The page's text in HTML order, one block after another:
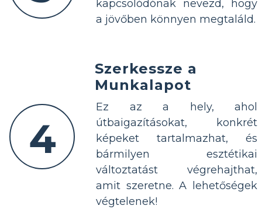
kapcsolódónak nevezd, hogy
a jövőben könnyen megtaláld.
4
Szerkessze a
Munkalapot
Ez az a hely, ahol
útbaigazításokat, konkrét
képeket tartalmazhat, és
bármilyen esztétikai
változtatást végrehajthat,
amit szeretne. A lehetőségek
végtelenek!